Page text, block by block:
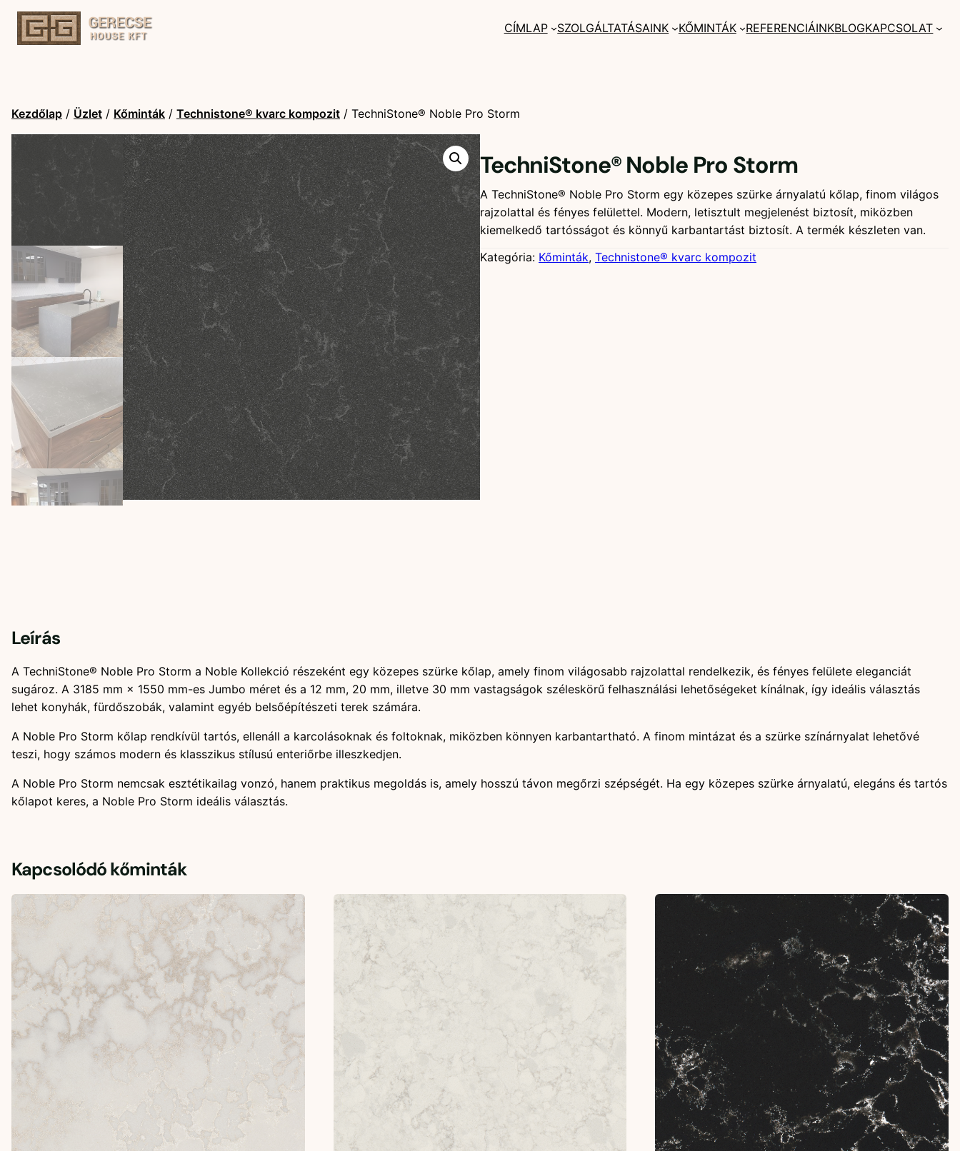
CÍMLAP SZOLGÁLTATÁSAINK KŐMINTÁK REFERENCIÁINKBLOGKAPCSOLAT
Kezdőlap / Üzlet / Kőminták / Technistone® kvarc kompozit / TechniStone® Noble Pro Storm
TechniStone® Noble Pro Storm
A TechniStone® Noble Pro Storm egy közepes szürke árnyalatú kőlap, finom világos
rajzolattal és fényes felülettel. Modern, letisztult megjelenést biztosít, miközben
kiemelkedő tartósságot és könnyű karbantartást biztosít. A termék készleten van.
Kategória: Kőminták, Technistone® kvarc kompozit
Leírás
A TechniStone® Noble Pro Storm a Noble Kollekció részeként egy közepes szürke kőlap, amely finom világosabb rajzolattal rendelkezik, és fényes felülete eleganciát
sugároz. A 3185 mm × 1550 mm-es Jumbo méret és a 12 mm, 20 mm, illetve 30 mm vastagságok széleskörű felhasználási lehetőségeket kínálnak, így ideális választás
lehet konyhák, fürdőszobák, valamint egyéb belsőépítészeti terek számára.
A Noble Pro Storm kőlap rendkívül tartós, ellenáll a karcolásoknak és foltoknak, miközben könnyen karbantartható. A finom mintázat és a szürke színárnyalat lehetővé
teszi, hogy számos modern és klasszikus stílusú enteriőrbe illeszkedjen.
A Noble Pro Storm nemcsak esztétikailag vonzó, hanem praktikus megoldás is, amely hosszú távon megőrzi szépségét. Ha egy közepes szürke árnyalatú, elegáns és tartós
kőlapot keres, a Noble Pro Storm ideális választás.
Kapcsolódó kőminták